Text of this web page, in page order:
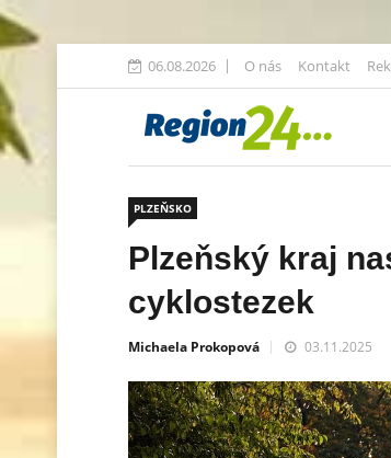
06.08.2026 O nás Kontakt
PLZEŇSKO
Plzeňský kraj
cyklostezek
Michaela Prokopová 03.11.2025